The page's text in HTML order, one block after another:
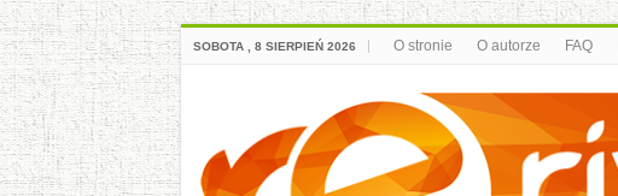
SOBOTA , 8 SIERPIEŃ 2026 O stronie O autorze FAQ